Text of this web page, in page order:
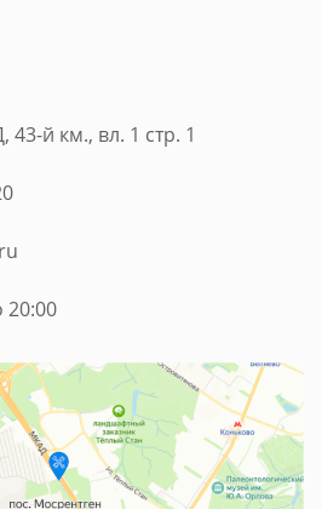
й км., вл. 1 стр. 1
20:00